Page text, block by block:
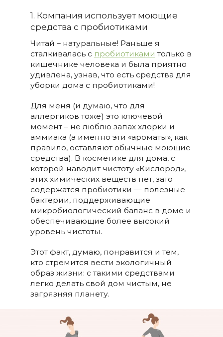
1. Компания использует моющие
средства с пробиотиками
Читай – натуральные! Раньше я
сталкивалась с пробиотиками только в
кишечнике человека и была приятно
удивлена, узнав, что есть средства для
уборки дома с пробиотиками!
Для меня (и думаю, что для
аллергиков тоже) это ключевой
момент – не люблю запах хлорки и
аммиака (а именно эти «ароматы», как
правило, оставляют обычные моющие
средства). В косметике для дома, с
которой наводит чистоту «Кислород»,
этих химических веществ нет, зато
содержатся пробиотики — полезные
бактерии, поддерживающие
микробиологический баланс в доме и
обеспечивающие более высокий
уровень чистоты.
Этот факт, думаю, понравится и тем,
кто стремится вести экологичный
образ жизни: с такими средствами
легко делать свой дом чистым, не
загрязняя планету.